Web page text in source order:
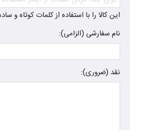
این کالا را با استفاده از کلمات کوتاه و
نام سفارشی (الزامی):
نقد (ضروری):